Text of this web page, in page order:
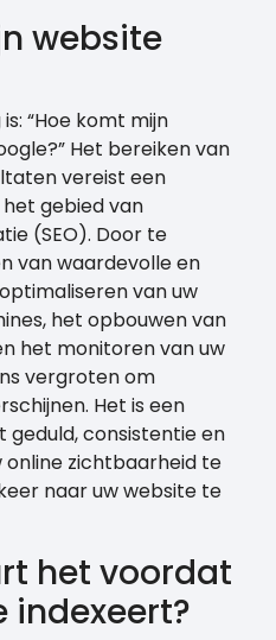
website
“Hoe komt mijn
Het bereiken van
vereist een
gebied van
(SEO). Door te
van waardevolle en
van uw
het opbouwen van
het monitoren van uw
vergroten om
Het is een
consistentie en
zichtbaarheid te
naar uw website te
het voordat
indexeert?